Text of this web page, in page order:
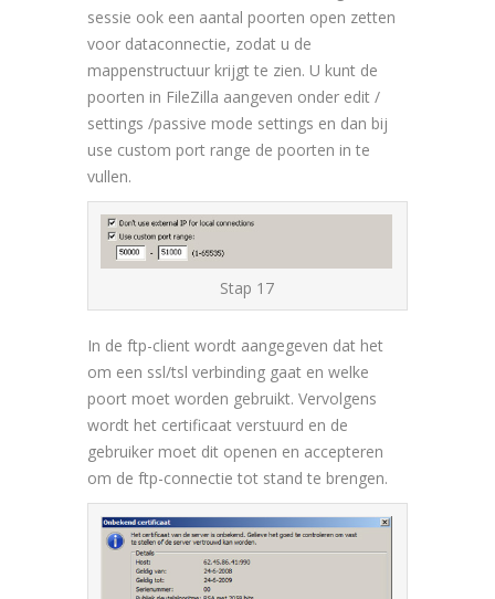
sessie ook een aantal poorten open zetten
voor dataconnectie, zodat u de
mappenstructuur krijgt te zien. U kunt de
poorten in FileZilla aangeven onder edit /
settings /passive mode settings en dan bij
use custom port range de poorten in te
vullen.
Stap 17
In de ftp-client wordt aangegeven dat het
om een ssl/tsl verbinding gaat en welke
poort moet worden gebruikt. Vervolgens
wordt het certificaat verstuurd en de
gebruiker moet dit openen en accepteren
om de ftp-connectie tot stand te brengen.